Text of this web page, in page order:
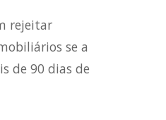
rejeitar
se a
de 90 dias de